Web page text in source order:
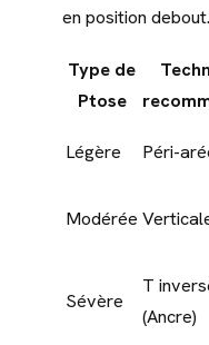
en position debout.
Type de
Ptose
Légère Péri-
Modérée
Sévère
T
(Ancre)